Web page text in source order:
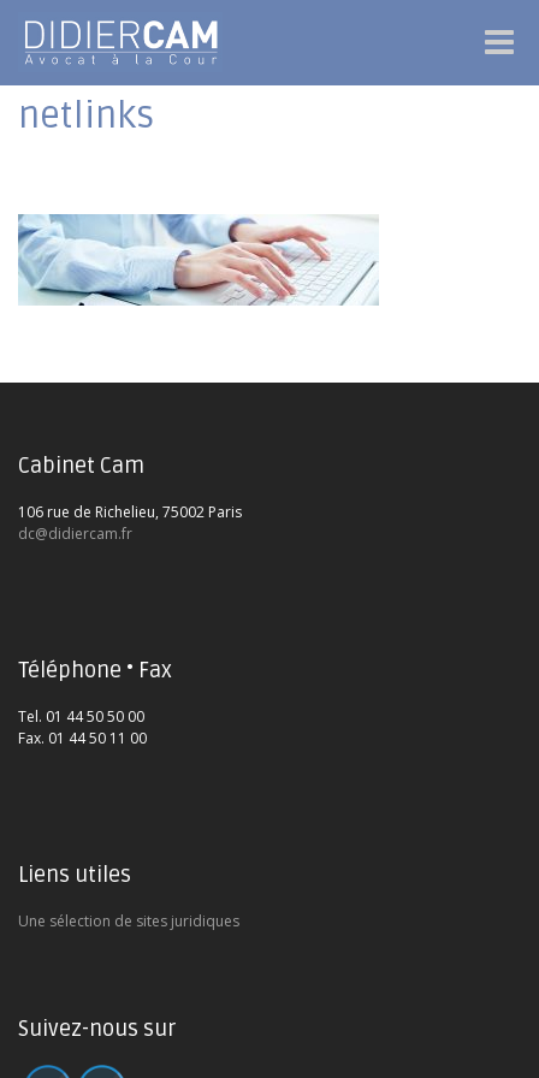
-
netlinks
Cabinet Cam
106 rue de Richelieu, 75002 Paris
dc@didiercam.fr
Téléphone • Fax
Tel. 01 44 50 50 00
Fax. 01 44 50 11 00
Liens utiles
Une sélection de sites juridiques
Suivez-nous sur